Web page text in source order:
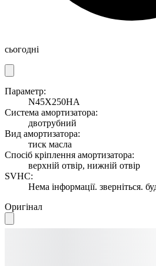
сьогодні
Параметр:
N45X250HA
Система амортизатора:
двотрубний
Вид амортизатора:
тиск масла
Спосіб кріплення амортизатора:
верхній отвір, нижній отвір
SVHC:
Нема інформації. зверніться.
Оригінал